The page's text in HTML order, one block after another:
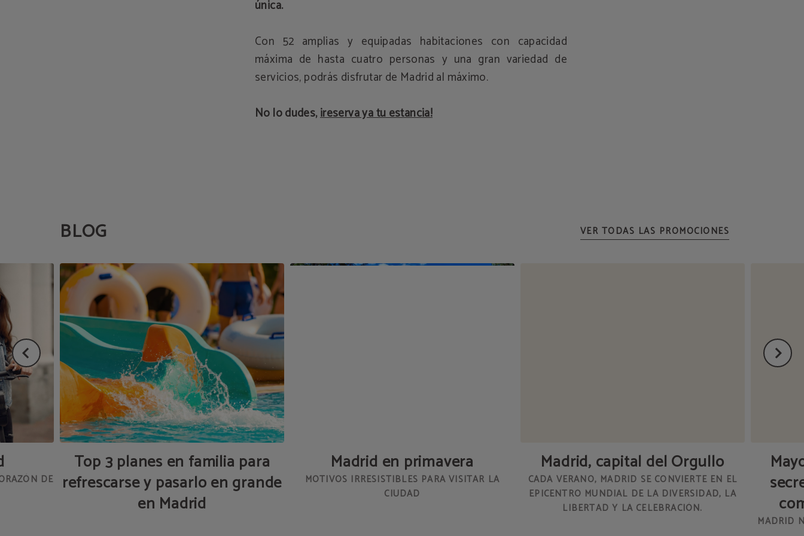
única.
Con 52 amplias y equipadas habitaciones con capacidad
máxima de hasta cuatro personas y una gran variedad de
servicios, podrás disfrutar de Madrid al máximo.
No lo dudes,¡reserva ya tu estancia!
BLOG
DE
Top 3 planes en familia para
refrescarse y pasarlo en grande
en Madrid
Madrid en primavera
MOTIVOS IRRESISTIBLES PARA VISITAR LA
CIUDAD
Madrid, capital del Orgullo
CADA VERANO, MADRID SE CONVIERTE EN EL
EPICENTRO MUNDIAL DE LA DIVERSIDAD, LA
LIBERTAD Y LA CELEBRACIÓN.
MADRID